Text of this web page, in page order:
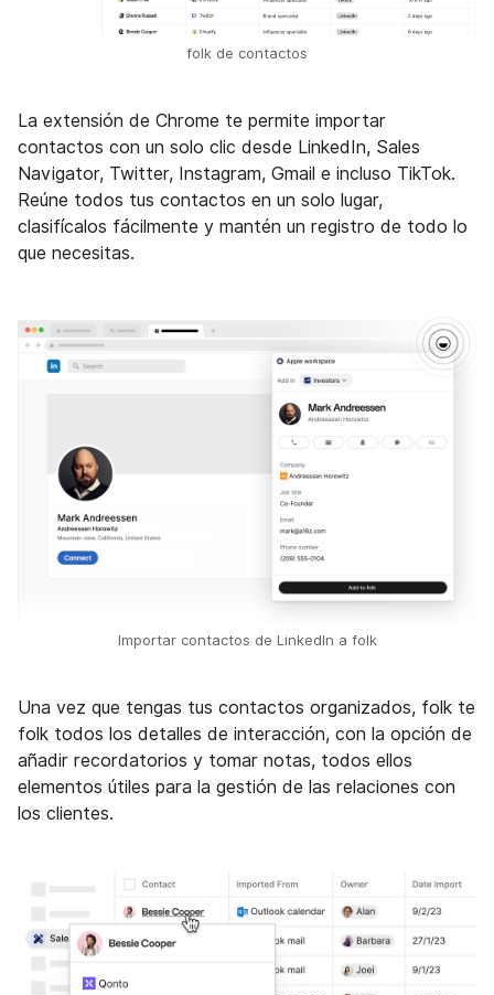
folk de contactos
La extensión de Chrome te permite importar
contactos con un solo clic desde LinkedIn, Sales
Navigator, Twitter, Instagram, Gmail e incluso TikTok.
Reúne todos tus contactos en un solo lugar,
clasifícalos fácilmente y mantén un registro de todo lo
que necesitas.
Importar contactos de LinkedIn a folk
Una vez que tengas tus contactos organizados, folk te
folk todos los detalles de interacción, con la opción de
añadir recordatorios y tomar notas, todos ellos
elementos útiles para la gestión de las relaciones con
los clientes.